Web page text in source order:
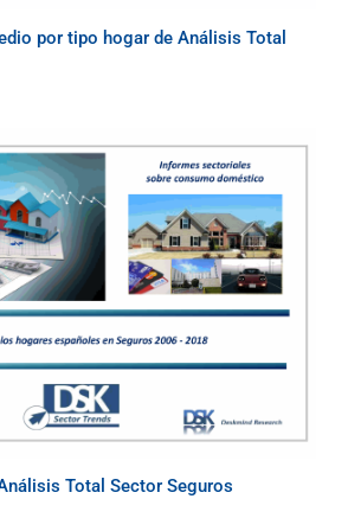
por tipo hogar de Análisis Total
Total Sector Seguros